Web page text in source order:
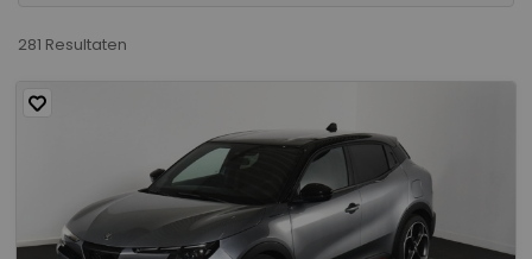
281 Resultaten